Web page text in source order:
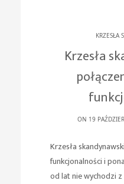
KRZESŁA
Krzesła
ON 19
Krzesła
funkcjonalności i
od lat nie wychodzi